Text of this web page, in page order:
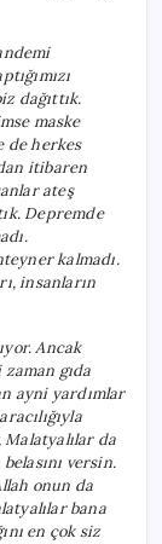
dağıttık.
maske
de herkes
itibaren
ateş
Depremde
kalmadı.
insanların
Ancak
gıda
ayni yardımlar
Malatyalılar da
versin.
onun da
bana
en çok siz